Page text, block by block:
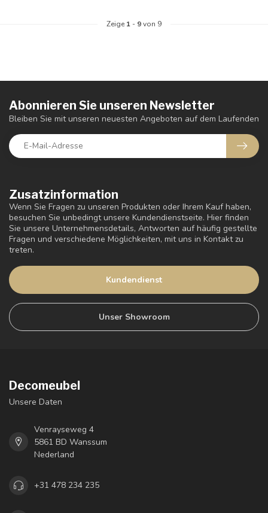
Zeige 1 - 9von 9
Zusatzinformation
Wenn Sie Fragen zu unseren Produkten oder Ihrem Kauf haben,
besuchen Sie unbedingt unsere Kundendienstseite. Hier finden
Sie unsere Unternehmensdetails, Antworten auf häufig gestellte
Fragen und verschiedene Möglichkeiten, mit uns in Kontakt zu
treten.
Kundendienst
Unser Showroom
Abonnieren Sie unseren Newsletter
Bleiben Sie mit unseren neuesten Angeboten auf dem Laufenden
Decomeubel
Unsere Daten
Venrayseweg 4
5861 BD Wanssum
Nederland
+31 478 234 235